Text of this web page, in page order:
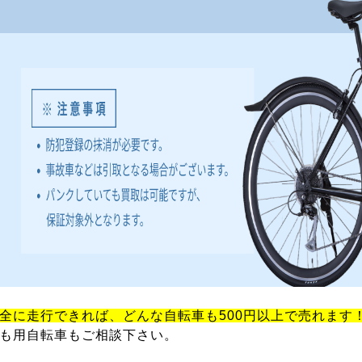
に走行できれば、どんな自転車も500円以上で売れます
用自転車もご相談下さい。